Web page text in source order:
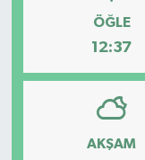
ÖĞLE
12:37
AKŞAM